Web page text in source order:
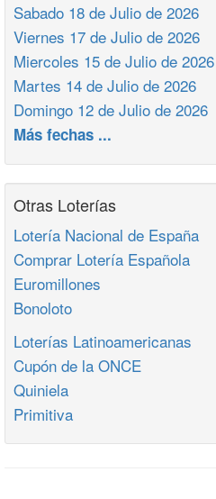
Sabado 18 de Julio de 2026
Viernes 17 de Julio de 2026
Miercoles 15 de Julio de 2026
Martes 14 de Julio de 2026
Domingo 12 de Julio de 2026
Más fechas ...
Otras Loterías
Lotería Nacional de España
Comprar Lotería Española
Euromillones
Bonoloto
Loterías Latinoamericanas
Cupón de la ONCE
Quiniela
Primitiva